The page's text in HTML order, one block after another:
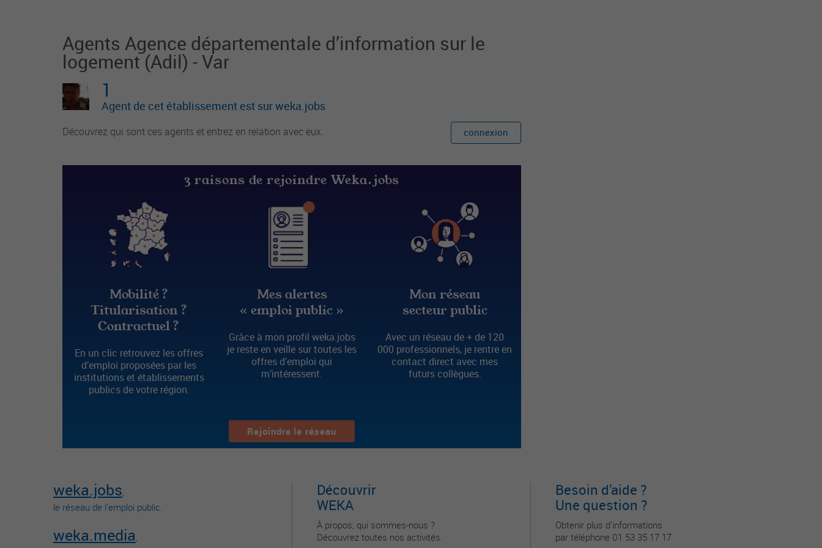
Agents Agence départementale d’information sur le
logement (Adil) - Var
1
Agent de cet établissement est sur weka.jobs
Découvrez qui sont ces agents et entrez en relation avec eux. connexion
3 raisons de rejoindre Weka.jobs
Mobilité ?
Titularisation ?
Contractuel ?
En un clic retrouvez les offres
d’emploi proposées par les
institutions et établissements
publics de votre région.
Mes alertes
« emploi public »
Grâce à mon profil weka.jobs
je reste en veille sur toutes les
offres d’emploi qui
m’intéressent.
Mon réseau
secteur public
Avec un réseau de + de 120
000 professionnels, je rentre en
contact direct avec mes
futurs collègues.
Rejoindre le réseau
weka.jobs,
le réseau de l’emploi public.
weka.media,
Découvrir
WEKA
À propos, qui sommes-nous ?
Découvrez toutes nos activités.
Besoin d’aide ?
Une question ?
Obtenir plus d’informations
par téléphone 01 53 35 17 17